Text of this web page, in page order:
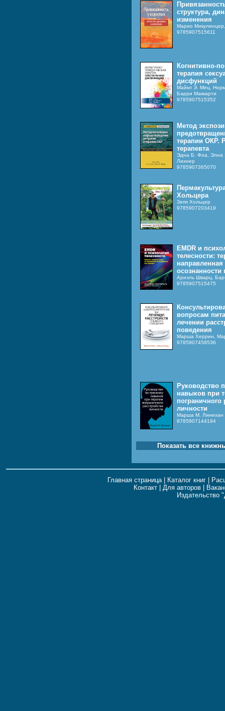
структура,
изменения
Марио
9785907515611
Когнитивно-
терапия
дисфункций
Майкл Э. Мец,
Барри Маккарти
9785907515352
Метод
терапии ОКР.
терапевта
Эдна Б. Фоа, Элна
Лихнер
9785907365070
Хольцера
Зепп Хольцер
9785907203419
EMDR и
телесности:
осознанности
Ариэль Шварц,
9785907515475
вопросам
лечении
поведения
Марша Херрин,
9785907458536
Руководство
навыков при
пограничного
личности
Марша М. Линехан
9785907144194
Показать все
Главная страница| Каталог книг
Контакт| Для авторов|
Издательство